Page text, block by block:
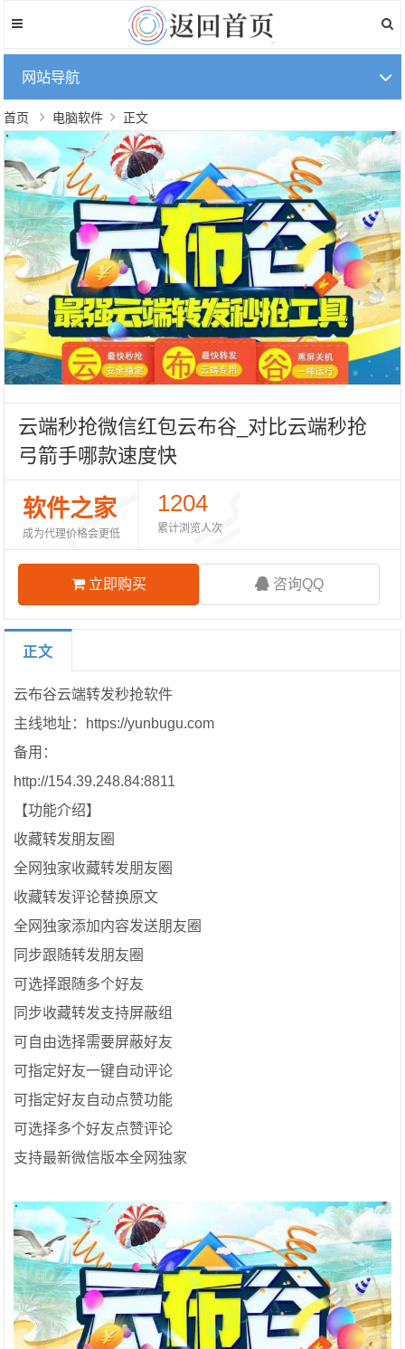
网站导航
首页 电脑软件 正文
云端秒抢微信红包云布谷_对比云端秒抢
弓箭手哪款速度快
软件之家
成为代理价格会更低
1204
累计浏览人次
立即购买 咨询QQ
正文
云布谷云端转发秒抢软件
主线地址：https://yunbugu.com
备用：
http://154.39.248.84:8811
【功能介绍】
收藏转发朋友圈
全网独家收藏转发朋友圈
收藏转发评论替换原文
全网独家添加内容发送朋友圈
同步跟随转发朋友圈
可选择跟随多个好友
同步收藏转发支持屏蔽组
可自由选择需要屏蔽好友
可指定好友一键自动评论
可指定好友自动点赞功能
可选择多个好友点赞评论
支持最新微信版本全网独家